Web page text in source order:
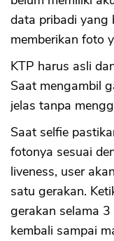
data pribadi yang
memberikan foto
KTP harus asli
Saat mengambil
jelas tanpa
Saat selfie
fotonya sesuai
liveness, user
satu gerakan.
gerakan selama
kembali sampai